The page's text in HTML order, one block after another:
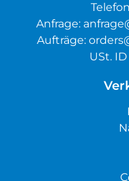
Anfrage:
Aufträge:
USt.